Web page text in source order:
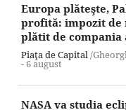
Europa plăteşte,
profită: impozit de
plătit de compania
Piaţa de Capital /
-6 august
NASA va studia